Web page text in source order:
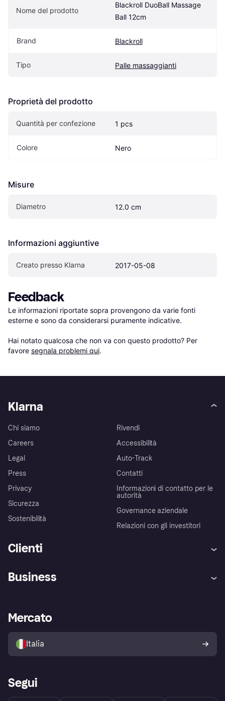
Nome del prodotto
Blackroll DuoBall Massage
Ball 12cm
Brand Blackroll
Tipo Palle massaggianti
Proprietà del prodotto
Quantità per confezione 1 pcs
Colore Nero
Misure
Diametro 12.0 cm
Informazioni aggiuntive
Creato presso Klarna 2017-05-08
Feedback
Le informazioni riportate sopra provengono da varie fonti
esterne e sono da considerarsi puramente indicative.
Hai notato qualcosa che non va con questo prodotto? Per
favore segnala problemi qui.
Klarna
Chi siamo
Careers
Legal
Press
Privacy
Sicurezza
Sostenibilità
Rivendi
Accessibilità
Auto-Track
Contatti
Informazioni di contatto per le
autorità
Governance aziendale
Relazioni con gli investitori
Clienti
Assistenza
Esplora i negozi
Politica di protezione
dell'acquirente Klarna
Business
Accesso aziende
Mercato
Italia
Segui